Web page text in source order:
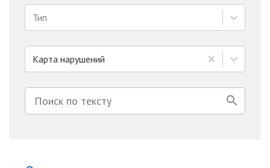
Тип
Карта нарушений